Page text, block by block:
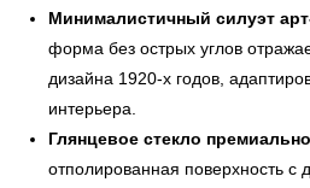
Минималистичный силуэт
форма без острых углов
дизайна 1920-х годов,
интерьера.
Глянцевое стекло
отполированная поверхность с